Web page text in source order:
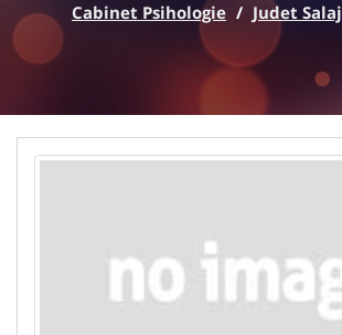
Cabinet Psihologie / Judet Salaj